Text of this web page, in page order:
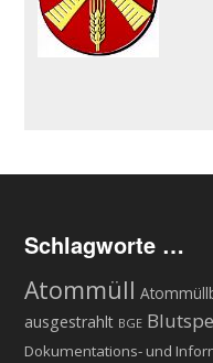
Schlagworte …
Atommüll
ausgestrahlt BGE
Dokumentations- und